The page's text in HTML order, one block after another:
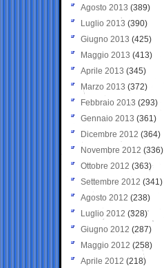
Agosto 2013 (389)
Luglio 2013 (390)
Giugno 2013 (425)
Maggio 2013 (413)
Aprile 2013 (345)
Marzo 2013 (372)
Febbraio 2013 (293)
Gennaio 2013 (361)
Dicembre 2012 (364)
Novembre 2012 (336)
Ottobre 2012 (363)
Settembre 2012 (341)
Agosto 2012 (238)
Luglio 2012 (328)
Giugno 2012 (287)
Maggio 2012 (258)
Aprile 2012 (218)